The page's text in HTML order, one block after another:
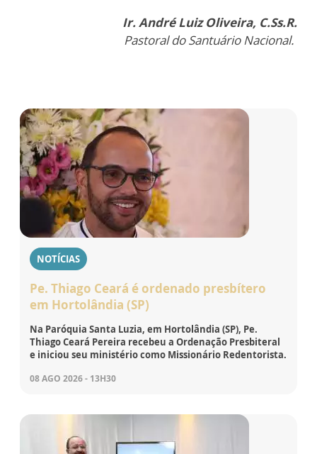
Ir. André Luiz Oliveira, C.Ss.R.
Pastoral do Santuário Nacional.
NOTÍCIAS
Pe. Thiago Ceará é ordenado presbítero
em Hortolândia (SP)
Na Paróquia Santa Luzia, em Hortolândia (SP), Pe.
Thiago Ceará Pereira recebeu a Ordenação Presbiteral
e iniciou seu ministério como Missionário Redentorista.
08 AGO 2026 - 13H30